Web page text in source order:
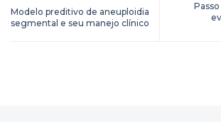
Modelo preditivo de aneuploidia
segmental e seu manejo clínico